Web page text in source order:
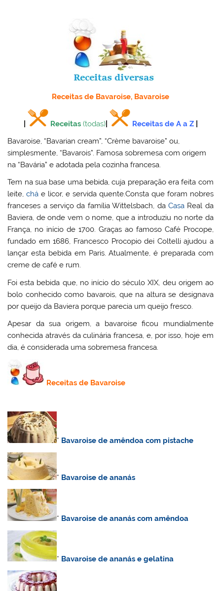
Receitas de Bavaroise, Bavaroise
Receitas (todas)| Receitas de A a Z|
Bavaroise, “Bavarian cream”, “Crème bavaroise” ou,
simplesmente, “Bavarois”. Famosa sobremesa com origem
na “Bavária” e adotada pela cozinha francesa.
Tem na sua base uma bebida, cuja preparação era feita com
leite,chá e licor, e servida quente.Consta que foram nobres
franceses a serviço da família Wittelsbach, daCasa Real da
Baviera, de onde vem o nome, que a introduziu no norte da
França, no início de 1700. Graças ao famoso Café Procope,
fundado em 1686, Francesco Procopio dei Coltelli ajudou a
lançar esta bebida em Paris. Atualmente, é preparada com
creme de café e rum.
Foi esta bebida que, no início do século XIX, deu origem ao
bolo conhecido como bavarois, que na altura se designava
por queijo da Baviera porque parecia um queijo fresco.
Apesar da sua origem, a bavaroise ficou mundialmente
conhecida através da culinária francesa, e, por isso, hoje em
dia, é considerada uma sobremesa francesa.
Receitas de Bavaroise
* Bavaroise de amêndoa com pistache
* Bavaroise de ananás
* Bavaroise de ananás com amêndoa
* Bavaroise de ananás e gelatina